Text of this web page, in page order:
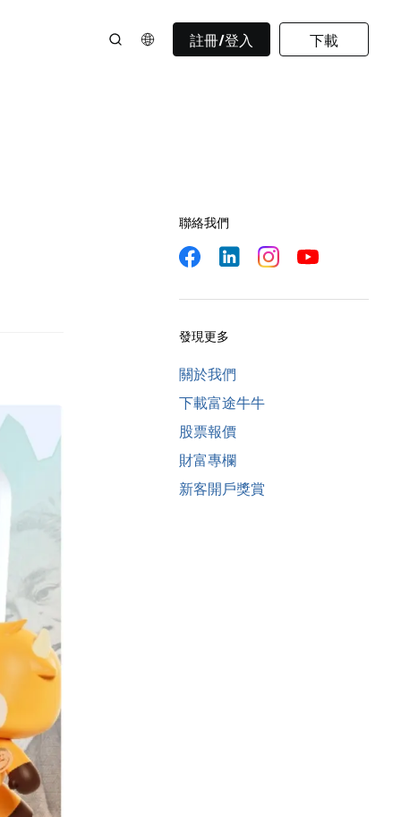
註冊/登入 下載
聯絡我們
發現更多
關於我們
下載富途牛牛
股票報價
財富專欄
新客開戶獎賞